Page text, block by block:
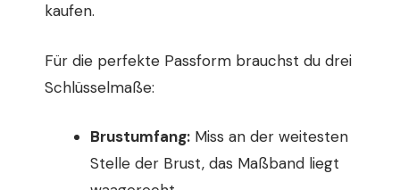
kaufen.
Für die perfekte Passform brauchst du drei
Schlüsselmaße:
Brustumfang: Miss an der weitesten
Stelle der Brust, das Maßband liegt